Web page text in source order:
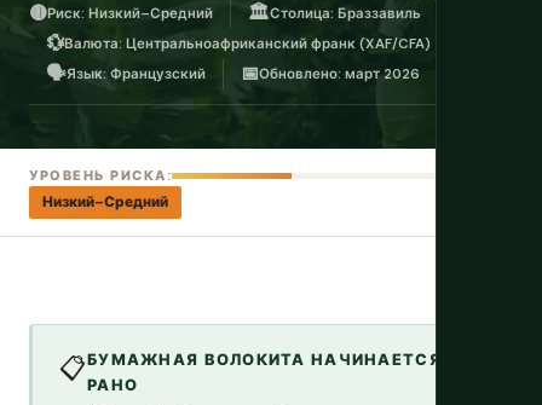
🟡Риск: Низкий–Средний 🏛️Столица: Браззавиль
💱Валюта: Центральноафриканский франк (XAF/CFA)
🗣️Язык: Французский 📅Обновлено: март 2026
УРОВЕНЬ РИСКА:
Низкий–Средний
📋БУМАЖНАЯ ВОЛОКИТА НАЧИНАЕТСЯ
РАНО